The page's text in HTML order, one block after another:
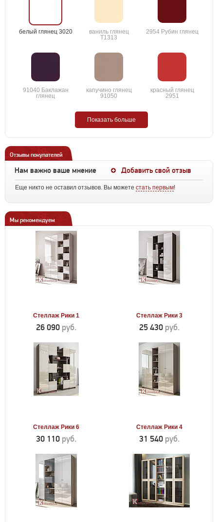
белый глянец 3020
ваниль глянец
T1313
2954 Рубин глянец
91040 Баклажан
глянец
капучино глянец
91050
красный глянец
2951
Показать больше
Отзывы покупателей
Нам важно ваше мнение Добавить свой отзыв
Еще никто не оставил отзывов. Вы можете стать первым!
Мы рекомендуем
Стеллаж Рики 1
26 090 руб.
Стеллаж Рики 3
25 430 руб.
Стеллаж Рики 6
30 110 руб.
Стеллаж Рики 4
31 540 руб.